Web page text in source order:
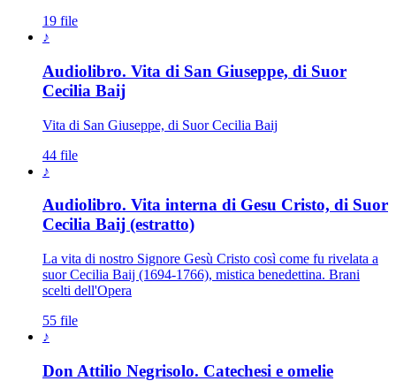
19 file
♪
Audiolibro. Vita di San Giuseppe, di Suor
Cecilia Baij
Vita di San Giuseppe, di Suor Cecilia Baij
44 file
♪
Audiolibro. Vita interna di Gesu Cristo, di Suor
Cecilia Baij (estratto)
La vita di nostro Signore Gesù Cristo così come fu rivelata a
suor Cecilia Baij (1694-1766), mistica benedettina. Brani
scelti dell'Opera
55 file
♪
Don Attilio Negrisolo. Catechesi e omelie